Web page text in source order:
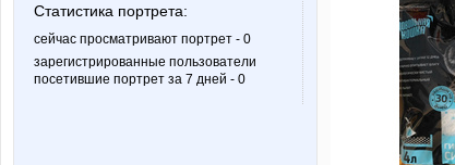
Статистика портрета:
сейчас просматривают портрет - 0
зарегистрированные пользователи
посетившие портрет за 7 дней - 0